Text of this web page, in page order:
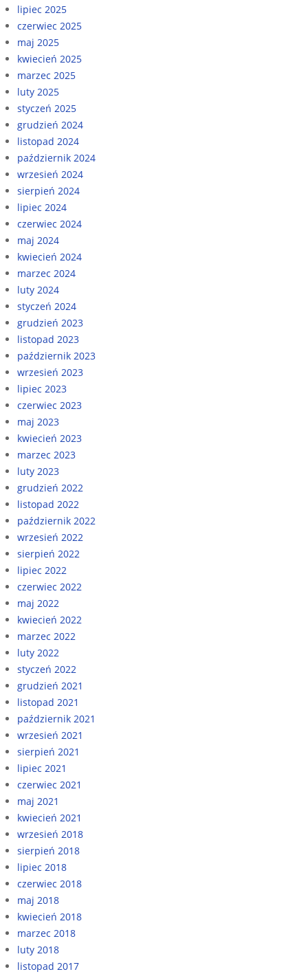
lipiec 2025
czerwiec 2025
maj 2025
kwiecień 2025
marzec 2025
luty 2025
styczeń 2025
grudzień 2024
listopad 2024
październik 2024
wrzesień 2024
sierpień 2024
lipiec 2024
czerwiec 2024
maj 2024
kwiecień 2024
marzec 2024
luty 2024
styczeń 2024
grudzień 2023
listopad 2023
październik 2023
wrzesień 2023
lipiec 2023
czerwiec 2023
maj 2023
kwiecień 2023
marzec 2023
luty 2023
grudzień 2022
listopad 2022
październik 2022
wrzesień 2022
sierpień 2022
lipiec 2022
czerwiec 2022
maj 2022
kwiecień 2022
marzec 2022
luty 2022
styczeń 2022
grudzień 2021
listopad 2021
październik 2021
wrzesień 2021
sierpień 2021
lipiec 2021
czerwiec 2021
maj 2021
kwiecień 2021
wrzesień 2018
sierpień 2018
lipiec 2018
czerwiec 2018
maj 2018
kwiecień 2018
marzec 2018
luty 2018
listopad 2017